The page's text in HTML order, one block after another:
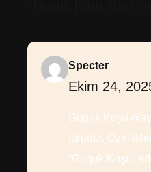
Specter
Ekim 24,
Guguk Kuşu
türüdür.
“Guguk Kuşu”